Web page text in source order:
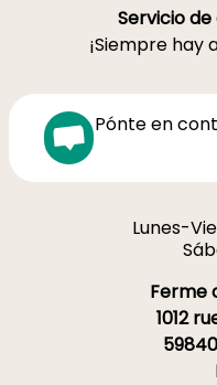
Servicio
¡Siempre hay
Pónte en
Lunes-
Ferme
1012